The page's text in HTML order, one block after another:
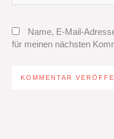
Name, E-Mail-
für meinen nächsten